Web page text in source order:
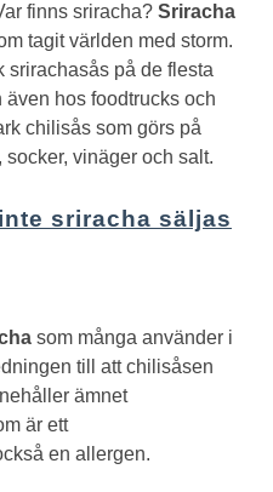
finns sriracha? Sriracha
tagit världen med storm.
srirachasås på de flesta
hos foodtrucks och
chilisås som görs på
vinäger och salt.
sriracha säljas
som många använder i
till att chilisåsen
ämnet
är ett
en allergen.